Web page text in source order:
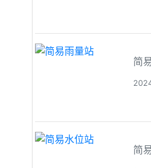
简
简